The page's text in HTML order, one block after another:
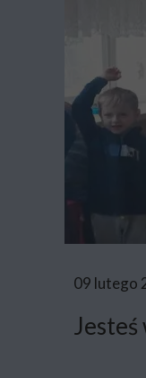
09 lutego
Jesteś